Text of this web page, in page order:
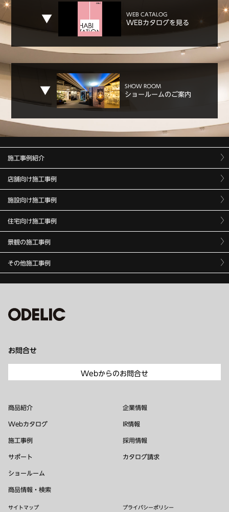
WEB CATALOG
WEBカタログを見る
SHOW ROOM
ショールームのご案内
施工事例紹介
店舗向け施工事例
施設向け施工事例
住宅向け施工事例
景観の施工事例
その他施工事例
お問合せ
Webからのお問合せ
商品紹介
Webカタログ
施工事例
サポート
ショールーム
商品情報・検索
企業情報
IR情報
採用情報
カタログ請求
サイトマップ プライバシーポリシー